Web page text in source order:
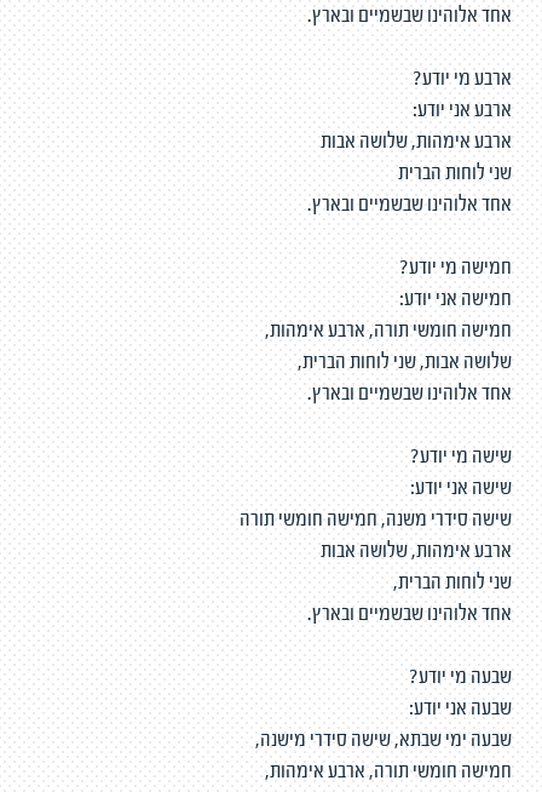
אחד אלוהינו שבשמיים ובארץ.
ארבע מי יודע?
ארבע אני יודע:
ארבע אימהות, שלושה אבות
שני לוחות הברית
אחד אלוהינו שבשמיים ובארץ.
חמישה מי יודע?
חמישה אני יודע:
חמישה חומשי תורה, ארבע אימהות,
שלושה אבות, שני לוחות הברית,
אחד אלוהינו שבשמיים ובארץ.
שישה מי יודע?
שישה אני יודע:
שישה סידרי משנה, חמישה חומשי תורה
ארבע אימהות, שלושה אבות
שני לוחות הברית,
אחד אלוהינו שבשמיים ובארץ.
שבעה מי יודע?
שבעה אני יודע:
שבעה ימי שבתא, שישה סידרי מישנה,
חמישה חומשי תורה, ארבע אימהות,